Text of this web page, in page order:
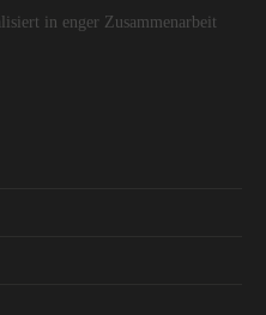
in enger Zusammenarbeit